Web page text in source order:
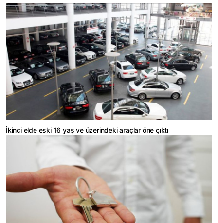
İkinci elde eski 16 yaş ve üzerindeki araçlar öne çıktı